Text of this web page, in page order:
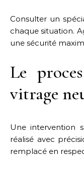
Consulter un
chaque situation.
une sécurité
Le
vitrage
Une intervention
réalisé avec
remplacé en